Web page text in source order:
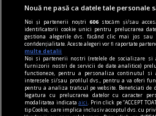
principiilor economiei de
funcționarea Uniunii
Constantin RUDNIŢCHI
Nouă ne pasă ca datele tale personale
Noi și partenerii noștri606 stocăm și/sau
identificatorii cookie unici pentru prelucrarea
gestiona alegerile dvs. făcând clic mai jos
confidențialitate. Aceste alegeri vor fi raportate
multe detalii
Noi si partenerii nostri (retelele de socializare si
furnizorii nostri de servicii de date analitice)
functioneze, pentru a personaliza continutul
interesele si/sau profilul dvs., pentru a va oferi
pentru a analiza traficul pe website. Beneficiati de
legatura cu prelucrarea datelor cu caracter
modalitatea indicataaici
. Prin click pe “ACCEPT
tip Cookie, care implica inclusiv acceptul dvs. cu